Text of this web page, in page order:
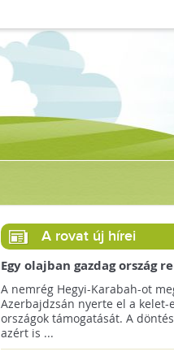
A rovat új hírei
Egy olajban gazdag ország
jövőre a COP29 klímacsúcsot
A nemrég Hegyi-Karabah-ot
Azerbajdzsán nyerte el a kelet-
országok támogatását. A
azért is ...